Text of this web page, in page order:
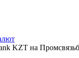
KZT на